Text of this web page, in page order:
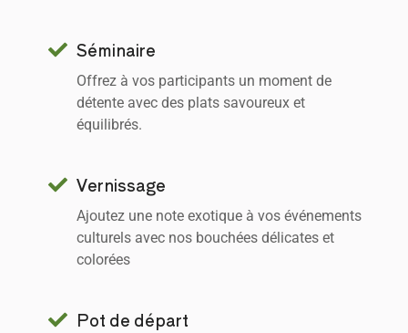
Séminaire
Offrez à vos participants un moment de
détente avec des plats savoureux et
équilibrés.
Vernissage
Ajoutez une note exotique à vos événements
culturels avec nos bouchées délicates et
colorées
Pot de départ